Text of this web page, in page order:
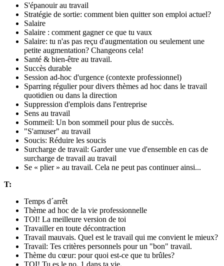
S'épanouir au travail
Stratégie de sortie: comment bien quitter son emploi actuel?
Salaire
Salaire : comment gagner ce que tu vaux
Salaire: tu n'as pas reçu d'augmentation ou seulement une
petite augmentation? Changeons cela!
Santé & bien-être au travail.
Succès durable
Session ad-hoc d'urgence (contexte professionnel)
Sparring régulier pour divers thèmes ad hoc dans le travail
quotidien ou dans la direction
Suppression d'emplois dans l'entreprise
Sens au travail
Sommeil: Un bon sommeil pour plus de succès.
"S'amuser" au travail
Soucis: Réduire les soucis
Surcharge de travail: Garder une vue d'ensemble en cas de
surcharge de travail au travail
Se « plier » au travail. Cela ne peut pas continuer ainsi...
T:
Temps d´arrêt
Thème ad hoc de la vie professionnelle
TOI! La meilleure version de toi
Travailler en toute décontraction
Travail mauvais. Quel est le travail qui me convient le mieux?
Travail: Tes critères personnels pour un "bon" travail.
Thème du cœur: pour quoi est-ce que tu brûles?
TOI! Tu es le no. 1 dans ta vie.